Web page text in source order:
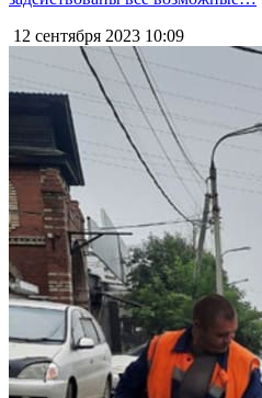
12 сентября 2023 10:09